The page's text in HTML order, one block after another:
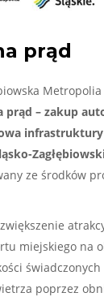
prąd
Metropolia
prąd – zakup
infrastruktury
ze środków
miejskiego na
świadczonych
poprzez